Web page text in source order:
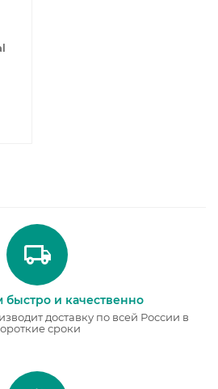
быстро и качественно
доставку по всей России в
сроки